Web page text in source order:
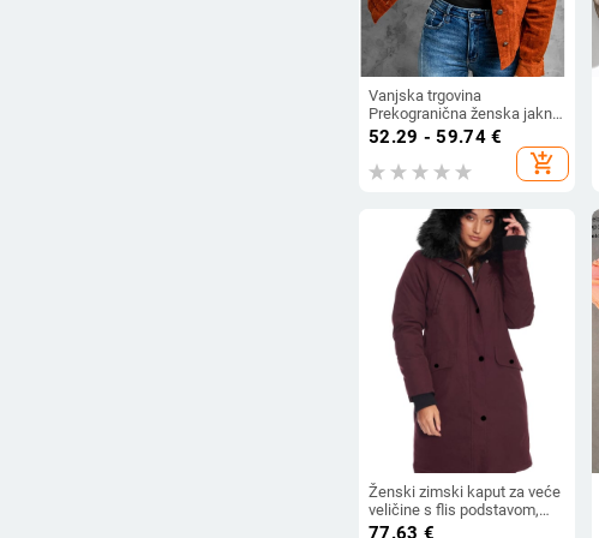
Vanjska trgovina
Prekogranična ženska jakna
Europski i američki stil
Modna jednobojna uska
topla jakna za žene
52.29 - 59.74€
add_shopping_cart
Ženski zimski kaput za veće
veličine s flis podstavom,
debela, dugačak, udoban i
77.63 €